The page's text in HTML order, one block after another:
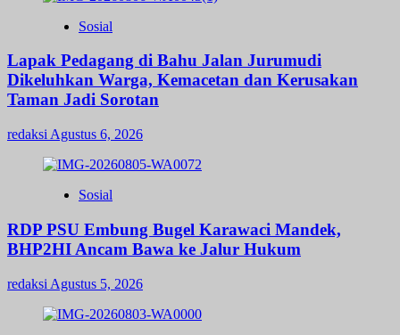
Sosial
Lapak Pedagang di Bahu Jalan Jurumudi
Dikeluhkan Warga, Kemacetan dan Kerusakan
Taman Jadi Sorotan
redaksi Agustus 6, 2026
Sosial
RDP PSU Embung Bugel Karawaci Mandek,
BHP2HI Ancam Bawa ke Jalur Hukum
redaksi Agustus 5, 2026